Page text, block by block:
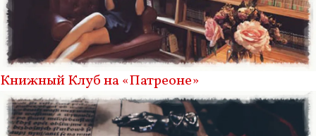
Книжный Клуб на «Патреоне»